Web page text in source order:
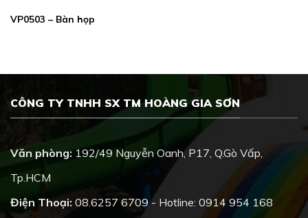
VP0503 – Bàn họp
CÔNG TY TNHH SX TM HOÀNG GIA SƠN
Văn phòng: 192/49 Nguyễn Oanh, P17, Q.Gò Vấp,
Tp.HCM
Điện Thoại: 08.6257 6709 - Hotline: 0914 954 168